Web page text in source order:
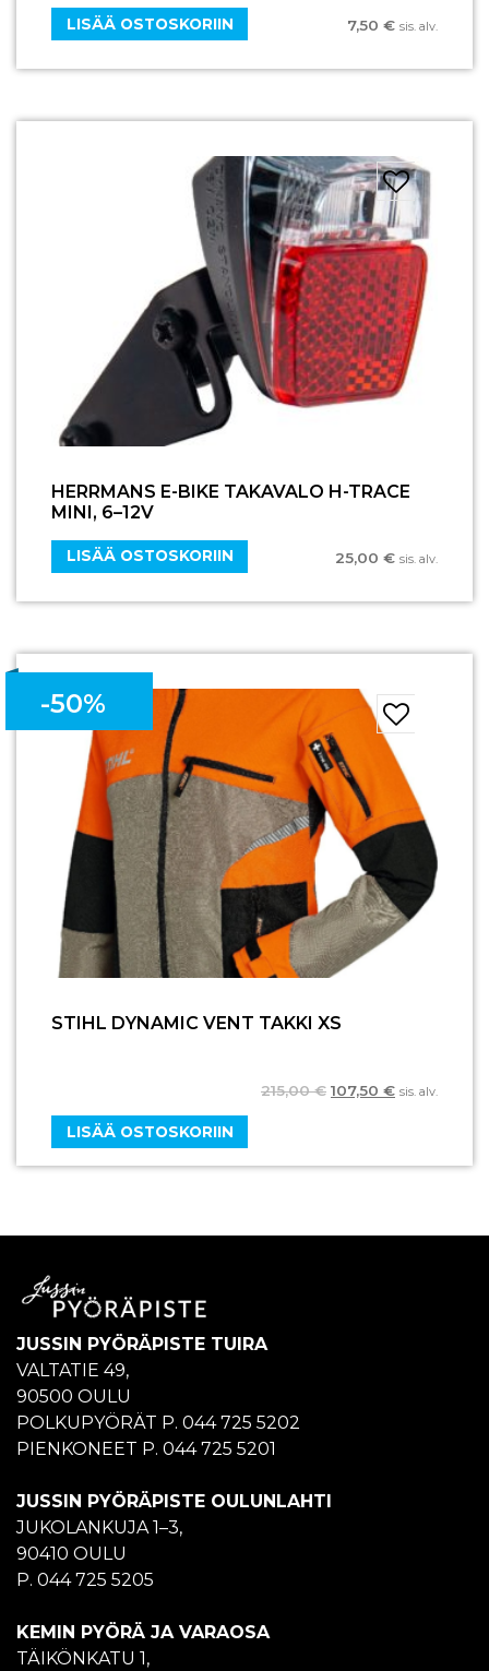
7,50 € sis. alv.
LISÄÄ OSTOSKORIIN
HERRMANS E-BIKE TAKAVALO H-TRACE
MINI, 6–12V
25,00 € sis. alv.
LISÄÄ OSTOSKORIIN
-50%
STIHL DYNAMIC VENT TAKKI XS
215,00€ 107,50 € sis. alv.
LISÄÄ OSTOSKORIIN
JUSSIN PYÖRÄPISTE TUIRA
VALTATIE 49,
90500 OULU
POLKUPYÖRÄT P. 044 725 5202
PIENKONEET P. 044 725 5201
JUSSIN PYÖRÄPISTE OULUNLAHTI
JUKOLANKUJA 1–3,
90410 OULU
P. 044 725 5205
KEMIN PYÖRÄ JA VARAOSA
TÄIKÖNKATU 1,